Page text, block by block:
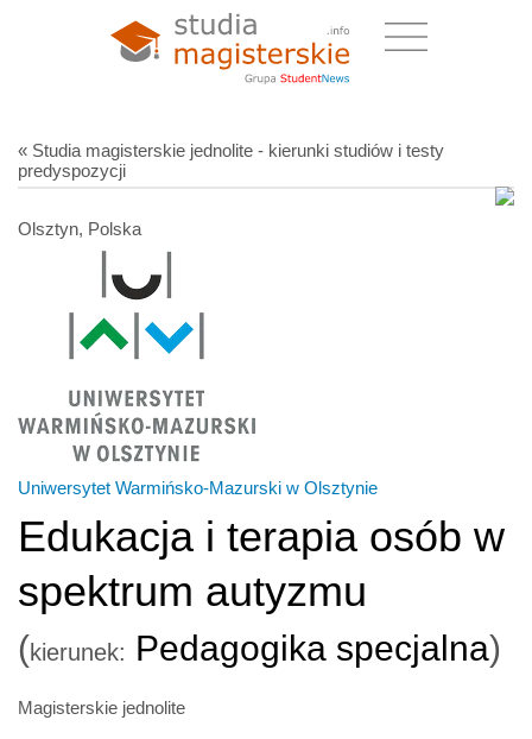
« Studia magisterskie jednolite - kierunki studiów i testy
predyspozycji
Olsztyn, Polska
Uniwersytet Warmińsko-Mazurski w Olsztynie
Edukacja i terapia osób w
spektrum autyzmu
(kierunek: Pedagogika specjalna)
Magisterskie jednolite